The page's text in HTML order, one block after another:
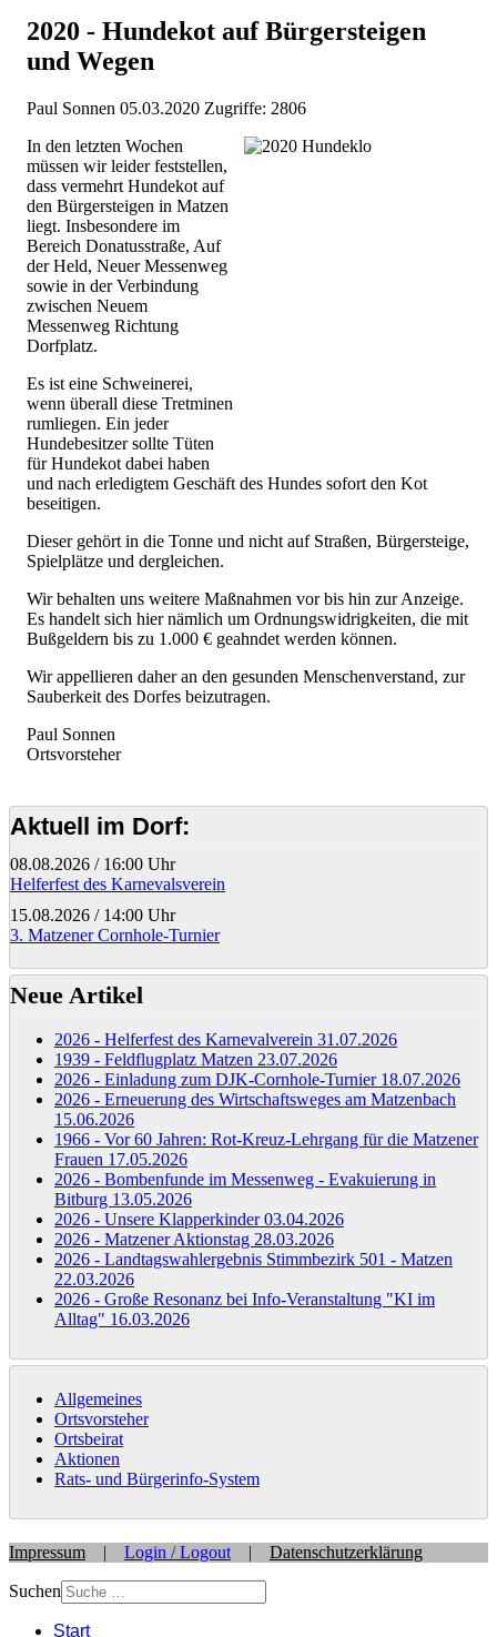
2020 - Hundekot auf Bürgersteigen
und Wegen
Paul Sonnen 05.03.2020 Zugriffe: 2806
In den letzten Wochen
müssen wir leider feststellen,
dass vermehrt Hundekot auf
den Bürgersteigen in Matzen
liegt. Insbesondere im
Bereich Donatusstraße, Auf
der Held, Neuer Messenweg
sowie in der Verbindung
zwischen Neuem
Messenweg Richtung
Dorfplatz.
Es ist eine Schweinerei,
wenn überall diese Tretminen
rumliegen. Ein jeder
Hundebesitzer sollte Tüten
für Hundekot dabei haben
und nach erledigtem Geschäft des Hundes sofort den Kot
beseitigen.
Dieser gehört in die Tonne und nicht auf Straßen, Bürgersteige,
Spielplätze und dergleichen.
Wir behalten uns weitere Maßnahmen vor bis hin zur Anzeige.
Es handelt sich hier nämlich um Ordnungswidrigkeiten, die mit
Bußgeldern bis zu 1.000 € geahndet werden können.
Wir appellieren daher an den gesunden Menschenverstand, zur
Sauberkeit des Dorfes beizutragen.
Paul Sonnen
Ortsvorsteher
Aktuell im Dorf:
08.08.2026 / 16:00 Uhr
Helferfest des Karnevalsverein
15.08.2026 / 14:00 Uhr
3. Matzener Cornhole-Turnier
Neue Artikel
2026 - Helferfest des Karnevalverein 31.07.2026
1939 - Feldflugplatz Matzen 23.07.2026
2026 - Einladung zum DJK-Cornhole-Turnier 18.07.2026
2026 - Erneuerung des Wirtschaftsweges am Matzenbach
15.06.2026
1966 - Vor 60 Jahren: Rot-Kreuz-Lehrgang für die Matzener
Frauen 17.05.2026
2026 - Bombenfunde im Messenweg - Evakuierung in
Bitburg 13.05.2026
2026 - Unsere Klapperkinder03.04.2026
2026 - Matzener Aktionstag 28.03.2026
2026 - Landtagswahlergebnis Stimmbezirk 501 - Matzen
22.03.2026
2026 - Große Resonanz bei Info-Veranstaltung "KI im
Alltag" 16.03.2026
Allgemeines
Ortsvorsteher
Ortsbeirat
Aktionen
Rats- und Bürgerinfo-System
Impressum | Login / Logout | Datenschutzerklärung
Suchen
Start